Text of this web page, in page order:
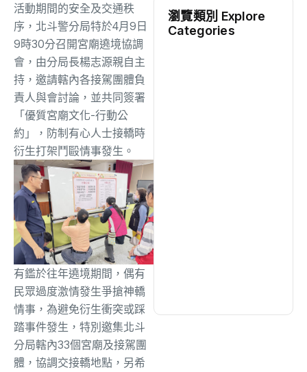
活動期間的安全及交通秩
序，北斗警分局特於4月9日
9時30分召開宮廟遶境協調
會，由分局長楊志源親自主
持，邀請轄內各接駕團體負
責人與會討論，並共同簽署
「優質宮廟文化-行動公
約」，防制有心人士接轎時
衍生打架鬥毆情事發生。
有鑑於往年遶境期間，偶有
民眾過度激情發生爭搶神轎
情事，為避免衍生衝突或踩
踏事件發生，特別邀集北斗
分局轄內33個宮廟及接駕團
體，協調交接轎地點，另希
瀏覽類別 Explore
Categories